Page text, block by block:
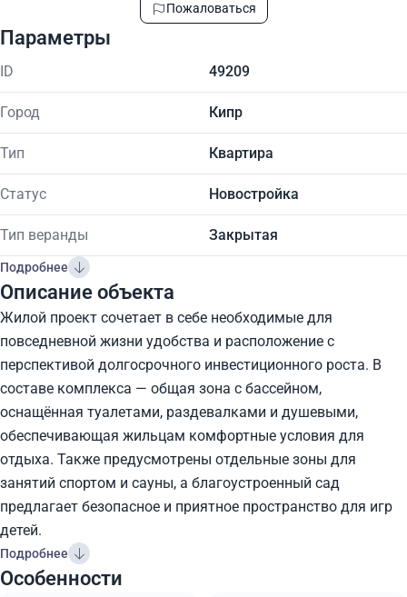
Пожаловаться
Параметры
ID 49209
Город Кипр
Тип Квартира
Статус Новостройка
Тип веранды Закрытая
Подробнее
Описание объекта
Жилой проект сочетает в себе необходимые для
повседневной жизни удобства и расположение с
перспективой долгосрочного инвестиционного роста. В
составе комплекса — общая зона с бассейном,
оснащённая туалетами, раздевалками и душевыми,
обеспечивающая жильцам комфортные условия для
отдыха. Также предусмотрены отдельные зоны для
занятий спортом и сауны, а благоустроенный сад
предлагает безопасное и приятное пространство для игр
детей.
Подробнее
Особенности